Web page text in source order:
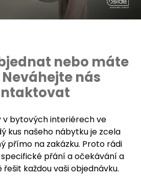
nebo máte
nás
v bytových interiérech ve
kus našeho nábytku je zcela
přímo na zakázku. Proto rádi
přání a očekávání a
každou vaši objednávku.